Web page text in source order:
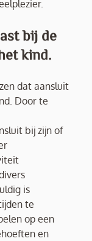
bij de
kind.
dat aansluit
Door te
bij zijn of
is
te
op een
en